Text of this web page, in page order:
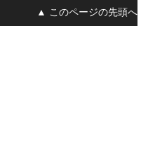
▲ このページの先頭へ